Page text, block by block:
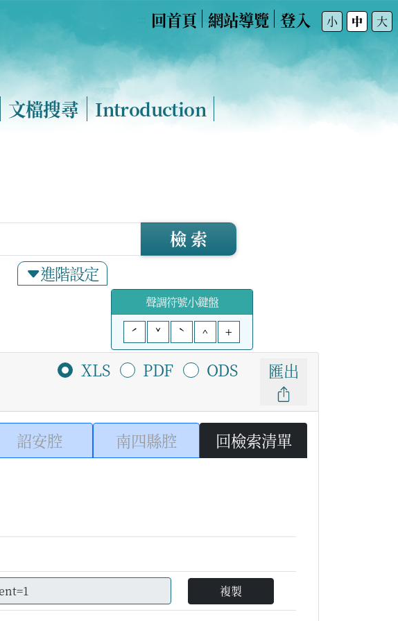
回首頁 網站導覽 登入 小 中 大
文檔搜尋 Introduction
進階設定
檢 索
聲調符號小鍵盤
ˊ
ˇ ˋ ^ +
XLS PDF ODS 匯出
詔安腔 南四縣腔 回檢索清單
複製